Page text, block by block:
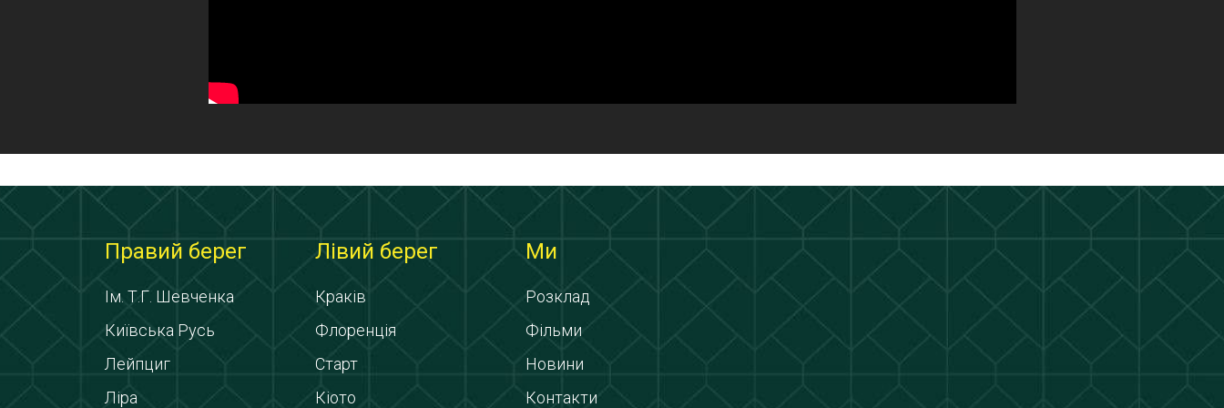
Правий берег
Ім. Т.Г. Шевченка
Київська Русь
Лейпциг
Ліра
Лівий берег
Краків
Флоренція
Старт
Кіото
Ми
Розклад
Фільми
Новини
Контакти